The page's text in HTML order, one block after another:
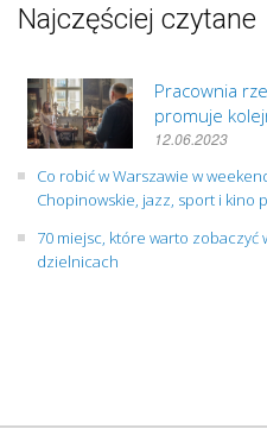
Najczęściej czytane
Pracownia
promuje
12.06.2023
Co robić w Warszawie w
Chopinowskie, jazz, sport i kino
70 miejsc, które warto
dzielnicach